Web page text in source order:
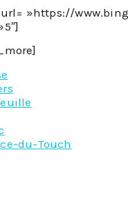
»https://
du-Touch